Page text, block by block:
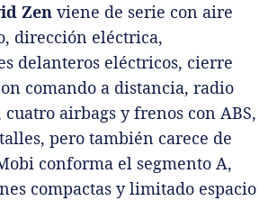
Zen viene de serie con aire
dirección eléctrica,
delanteros eléctricos, cierre
comando a distancia, radio
airbags y frenos con ABS,
pero también carece de
conforma el segmento A,
compactas y limitado espacio